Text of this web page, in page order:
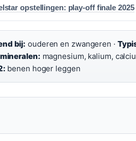
opstellingen: play-off finale 2025
bij: ouderen en zwangeren ·
magnesium, kalium,
benen hoger leggen